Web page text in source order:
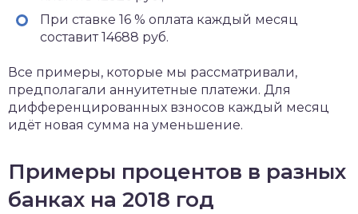
При ставке 16 % оплата каждый месяц
составит 14688 руб.
Все примеры, которые мы рассматривали,
предполагали аннуитетные платежи. Для
дифференцированных взносов каждый месяц
идёт новая сумма на уменьшение.
Примеры процентов в разных
банках на 2018 год